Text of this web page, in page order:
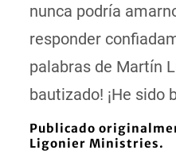
nunca podría
responder
palabras de Martín
bautizado! ¡He sido
Publicado
Ligonier Ministries.